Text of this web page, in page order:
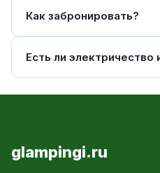
Как забронировать?
Есть ли электричество
glampingi.ru